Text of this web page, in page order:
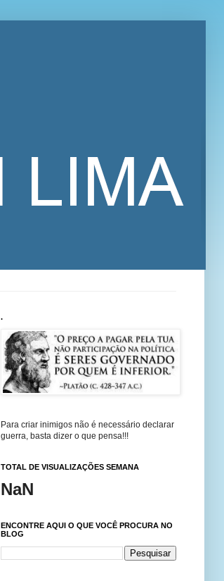
.
Para criar inimigos não é necessário declarar
guerra, basta dizer o que pensa!!!
TOTAL DE VISUALIZAÇÕES SEMANA
NaN
ENCONTRE AQUI O QUE VOCÊ PROCURA NO
BLOG